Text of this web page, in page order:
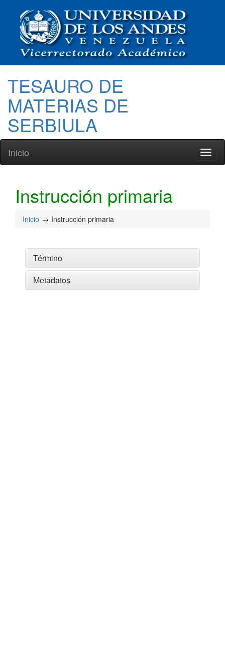
TESAURO DE
MATERIAS DE
SERBIULA
Inicio
Instrucción primaria
Inicio Instrucción primaria
Término
Metadatos